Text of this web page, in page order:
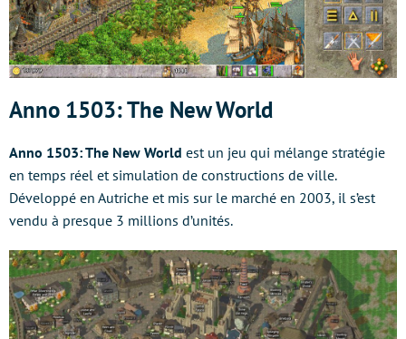
Anno 1503: The New World
Anno 1503: The New World est un jeu qui mélange stratégie
en temps réel et simulation de constructions de ville.
Développé en Autriche et mis sur le marché en 2003, il s’est
vendu à presque 3 millions d’unités.